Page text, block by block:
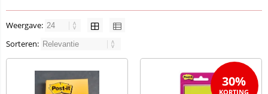
Weergave:
Sorteren:
30%